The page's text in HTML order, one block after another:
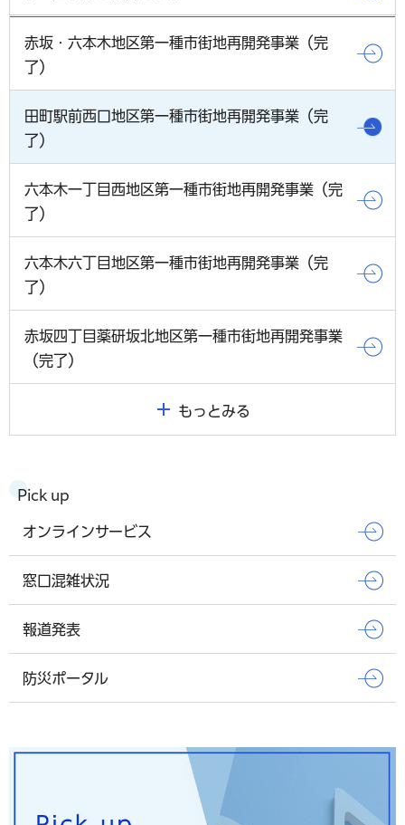
赤坂・六本木地区第一種市街地再開発事業（完
了）
田町駅前西口地区第一種市街地再開発事業（完
了）
六本木一丁目西地区第一種市街地再開発事業（完
了）
六本木六丁目地区第一種市街地再開発事業（完
了）
赤坂四丁目薬研坂北地区第一種市街地再開発事業
（完了）
もっとみる
Pick up
オンラインサービス
窓口混雑状況
報道発表
防災ポータル